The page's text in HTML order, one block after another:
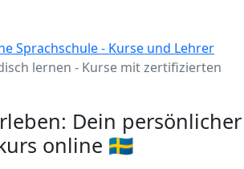
Sprachschule - Kurse und Lehrer
lernen - Kurse mit zertifizierten
Dein persönlicher
online 🇸🇪